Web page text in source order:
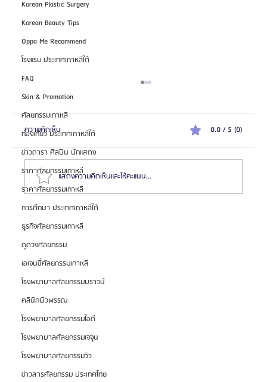
Korean Plastic Surgery
Korean Beauty Tips
Oppa Me Recommend
โรงแรม ประเทศเกาหลีใต้
FAQ
Skin & Promotion
ศัลยกรรมเกาหลี
ท่องเที่ยว ประเทศเกาหลีใต้
ข่าวดารา ศิลปิน นักแสดง
ราคาศัลยกรรมเกาหลี
ราคาศัลยกรรมเกาหลี
การศึกษา ประเทศเกาหลีใต้
ธุรกิจศัลยกรรมเกาหลี
ดูดวงศัลยกรรม
เอเจนซี่ศัลยกรรมเกาหลี
โรงพยาบาลศัลยกรรมบราวน์
คลินิกผิวพรรณ
โรงพยาบาลศัลยกรรมไอดี
โรงพยาบาลศัลยกรรมเจจุน
โรงพยาบาลศัลยกรรมวิว
ข่าวสารศัลยกรรม ประเทศไทย
ทำไมคนเกาหลีถึงนิยมผ่าตัดโครงหน้าแบบ Natural
กรรไกรและโครงหน้าเฉพาะทาง
ความคิดเห็น 0.0 / 5 (0)
แสดงความคิดเห็นและให้คะแนน...